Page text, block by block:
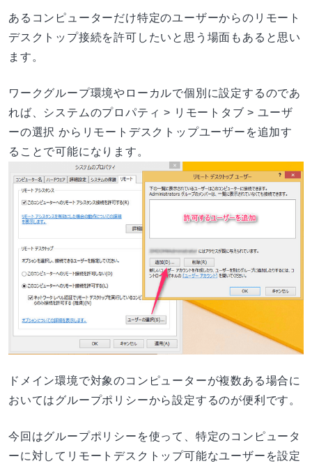
あるコンピューターだけ特定のユーザーからのリモート
デスクトップ接続を許可したいと思う場面もあると思い
ます。
ワークグループ環境やローカルで個別に設定するのであ
れば、システムのプロパティ > リモートタブ > ユーザ
ーの選択 からリモートデスクトップユーザーを追加す
ることで可能になります。
ドメイン環境で対象のコンピューターが複数ある場合に
おいてはグループポリシーから設定するのが便利です。
今回はグループポリシーを使って、特定のコンピュータ
ーに対してリモートデスクトップ可能なユーザーを設定